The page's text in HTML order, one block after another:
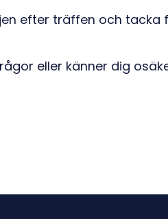
efter träffen och
eller känner dig